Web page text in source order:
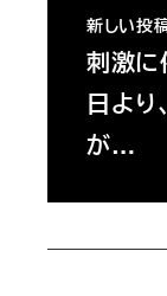
新しい投
刺激に
日より
が…